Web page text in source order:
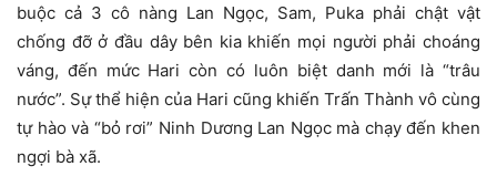
buộc cả 3 cô nàng Lan Ngọc, Sam, Puka phải chật vật
chống đỡ ở đầu dây bên kia khiến mọi người phải choáng
váng, đến mức Hari còn có luôn biệt danh mới là “trâu
nước”. Sự thể hiện của Hari cũng khiến Trấn Thành vô cùng
tự hào và “bỏ rơi” Ninh Dương Lan Ngọc mà chạy đến khen
ngợi bà xã.